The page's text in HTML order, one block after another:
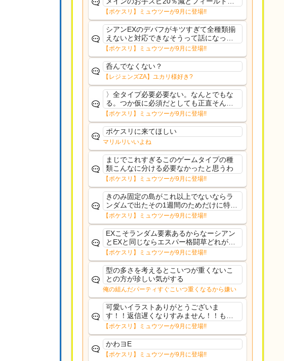
果のみフェアリーノーマルとか引いたら
まともに料理も作れないし終わり控えめ
に言ってカス
【ポケスリ】ミュウツーが9月に登場!!
シアンEXのデバフがキツすぎて全種類揃
えないと対応できなそうって話になって
るわ
【ポケスリ】ミュウツーが9月に登場!!
呑んでなくない？
【レジェンズZA】ユカリ様好き?
〉全タイプ必要必要ない。なんとでもな
る。つか仮に必須だとしても正直そんな
もんに付き合う気は無い。運営は時間の
リソースを甘く見すぎなのよ。ポケスリ
やったことないやろうなと思ってる。〉
ラピスEX最短二年後...
【ポケスリ】ミュウツーが9月に登場!!
ポケスリに来てほしい
マリルリいいよね
まじでこれすぎるこのゲームタイプの種
類こんなに分ける必要なかったと思うわ
【ポケスリ】ミュウツーが9月に登場!!
きのみ固定の島がこれ以上でないならラ
ンダムで出たその1週間のためだけに特定
のタイプにリソース割くのなんだかむな
しい気がするわ出番がないってわけじゃ
ないから無駄ではないんだけど
【ポケスリ】ミュウツーが9月に登場!!
EXこそランダム要素あるからなーシアン
とEXと同じならエスパー格闘草どれが事
前に来るか分からんから、積む必要があ
るミュウツーは使いにくくね？って思っ
た
【ポケスリ】ミュウツーが9月に登場!!
型の多さを考えるとこいつが重くないこ
との方が珍しい気がする
俺の組んだパーティすぐこいつ重くなるから嫌い
可愛いイラストありがとうございま
す！！返信遅くなりすみません！！もう
少ししたら通常再開できます！
【ポケスリ】ミュウツーが9月に登場!!
かわヨE
【ポケスリ】ミュウツーが9月に登場!!